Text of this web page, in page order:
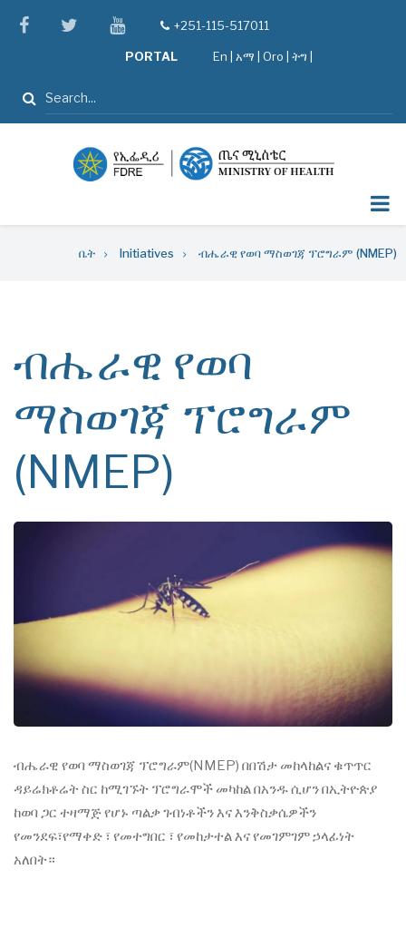
facebooktwitteryoutube
tel+251-115-517011
PORTAL En አማ Oro ትግ |
ፈልግ
ቤት Initiatives ብሔራዊ የወባ ማስወገጃ ፕሮግራም (NMEP)
ብሔራዊ የወባ
ማስወገጃ ፕሮግራም
(NMEP)
ብሔራዊ የወባ ማስወገጃ ፕሮግራም(NMEP) በበሽታ መከላከልና ቁጥጥር
ዳይሬክቶሬት ስር ከሚገኙት ፕሮግራሞች መካከል በአንዱ ሲሆን በኢትዮጵያ
ከወባ ጋር ተዛማጅ የሆኑ ጣልቃ ገብነቶችን እና እንቅስቃሴዎችን
የመንደፍ፣የማቀድ ፣ የመተግበር ፣ የመከታተል እና የመገምገም ኃላፊነት
አለበት።